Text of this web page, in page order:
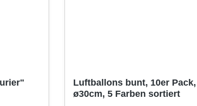
Luftballons bunt, 10er Pack,
ø30cm, 5 Farben sortiert